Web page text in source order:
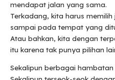
mendapat jalan yang sama.
Terkadang, kita harus
sampai pada tempat yang
Atau bahkan, kita dengan
itu karena tak punya pilihan
Sekalipun berbagai